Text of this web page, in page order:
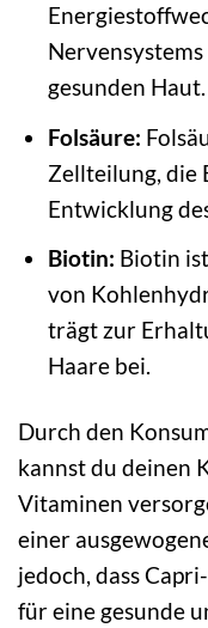
gesunden Haut.
Folsäure:
Zellteilung, die
Entwicklung
Biotin: Biotin
von
trägt zur
Haare bei.
Durch den
kannst du deinen
Vitaminen
einer
jedoch, dass
für eine gesunde